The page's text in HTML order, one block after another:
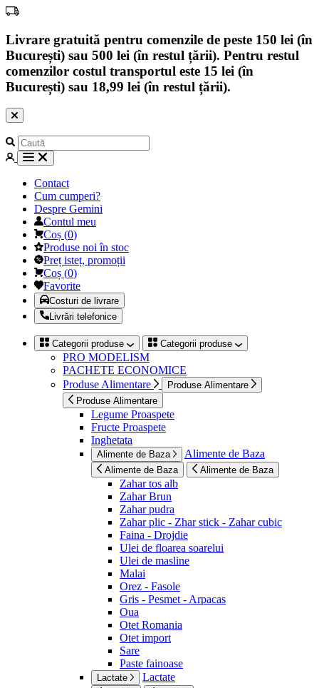
Livrare gratuită pentru comenzile de peste 150 lei (în
București) sau 500 lei (în restul țării). Pentru restul
comenzilor costul transportul este 15 lei (în
București) sau 18,99 lei (în restul țării).
Contact
Cum cumperi?
Despre Gemini
Contul meu
Coș (0)
Produse noi în stoc
Preț isteț, promoții
Coș (0)
Favorite
Costuri de livrare
Livrări telefonice
Categorii produse Categorii produse
PRO MODELISM
PACHETE ECONOMICE
Produse Alimentare
Produse Alimentare
Produse Alimentare
Legume Proaspete
Fructe Proaspete
Inghetata
Alimente de Baza Alimente de Baza
Alimente de Baza Alimente de Baza
Zahar tos alb
Zahar Brun
Zahar pudra
Zahar plic - Zhar stick - Zahar cubic
Faina - Drojdie
Ulei de floarea soarelui
Ulei de masline
Malai
Orez - Fasole
Gris - Pesmet - Arpacas
Oua
Otet Romania
Otet import
Sare
Paste fainoase
Lactate Lactate